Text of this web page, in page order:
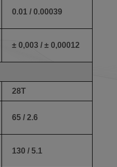
0.01 / 0.00039
± 0,003 / ± 0,00012
28T
65 / 2.6
130 / 5.1